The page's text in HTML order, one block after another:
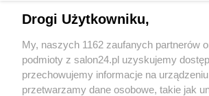
Sport
Społeczeństwo
Drogi Użytkowniku,
My, naszych 1162 zaufanych partnerów
podmioty z salon24.pl uzyskujemy
przechowujemy informacje na
przetwarzamy dane osobowe, takie jak